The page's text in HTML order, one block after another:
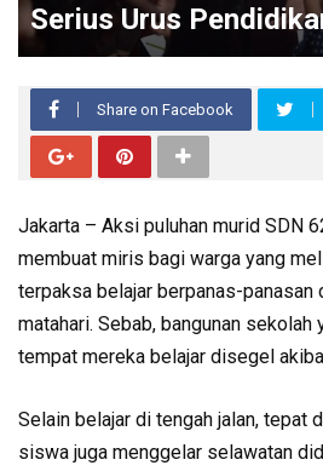
Serius Urus
Share on Facebook
Jakarta – Aksi puluhan murid SDN
membuat miris bagi warga yang
terpaksa belajar berpanas-panasan
matahari. Sebab, bangunan sekolah
tempat mereka belajar disegel
Selain belajar di tengah jalan, tepat
siswa juga menggelar selawatan